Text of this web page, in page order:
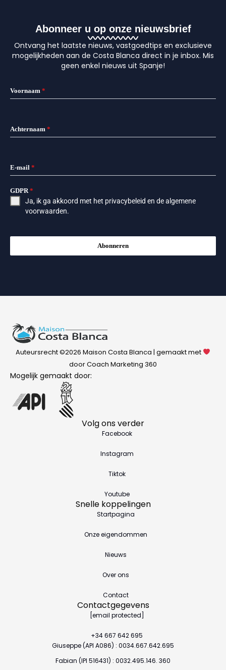
Abonneer u op onze nieuwsbrief
Ontvang het laatste nieuws, vastgoedtips en exclusieve
mogelijkheden aan de Costa Blanca direct in je inbox. Mis
geen enkel nieuws uit Spanje!
Voornaam *
Achternaam *
E-mail *
GDPR*
Ja, ik ga akkoord met het privacybeleid en dealgemene
voorwaarden.
Abonneren
Auteursrecht ©2026 Maison Costa Blanca | gemaakt met
door Coach Marketing 360
Mogelijk gemaakt door:
Volg ons verder
Facebook
Instagram
Tiktok
Youtube
Contactgegevens
[email protected]
+34 667 642 695
Giuseppe (API A086) : 0034.667.642.695
Fabian (IPI 516431) : 0032.495.146. 360
Snelle koppelingen
Startpagina
Onze eigendommen
Nieuws
Over ons
Contact